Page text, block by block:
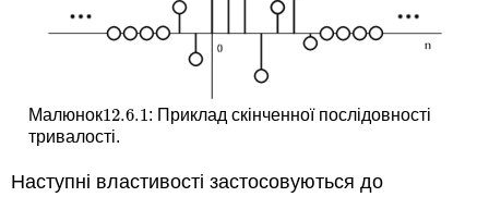
Малюнок12.6.1
12.6.1: Приклад скінченної послідовності
тривалості.
Наступні властивості застосовуються до